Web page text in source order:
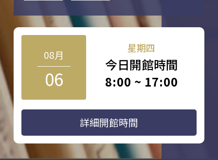
08月
06
星期四
今日開館時間
8:00 ~ 17:00
詳細開館時間